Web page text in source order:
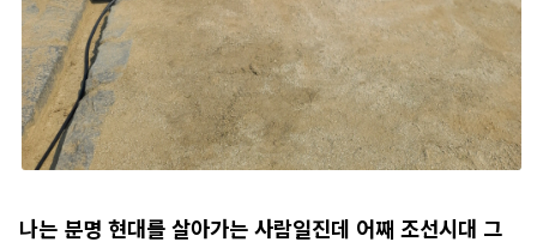
나는 분명 현대를 살아가는 사람일진데 어째 조선시대 그